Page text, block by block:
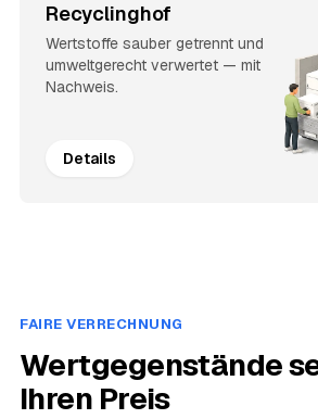
Recyclinghof
Wertstoffe sauber getrennt und
umweltgerecht verwertet — mit
Nachweis.
Details
FAIRE VERRECHNUNG
Wertgegenstände
Ihren Preis